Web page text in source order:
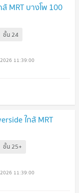
MRT บางโพ 100
ชั้น24
11:39:00
ใกล้ MRT
ชั้น25+
11:39:00